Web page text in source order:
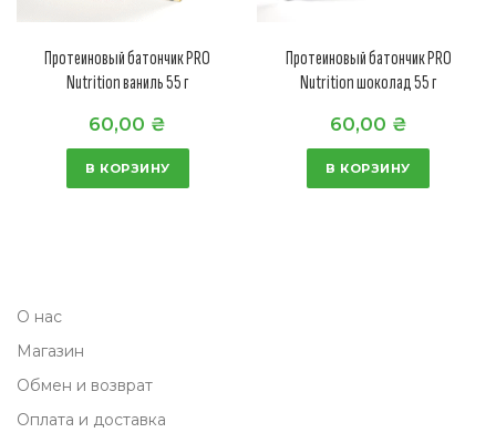
Протеиновый батончик PRO
Nutrition ваниль 55 г
60,00 ₴
В КОРЗИНУ
Протеиновый батончик PRO
Nutrition шоколад 55 г
60,00 ₴
В КОРЗИНУ
О нас
Магазин
Обмен и возврат
Оплата и доставка